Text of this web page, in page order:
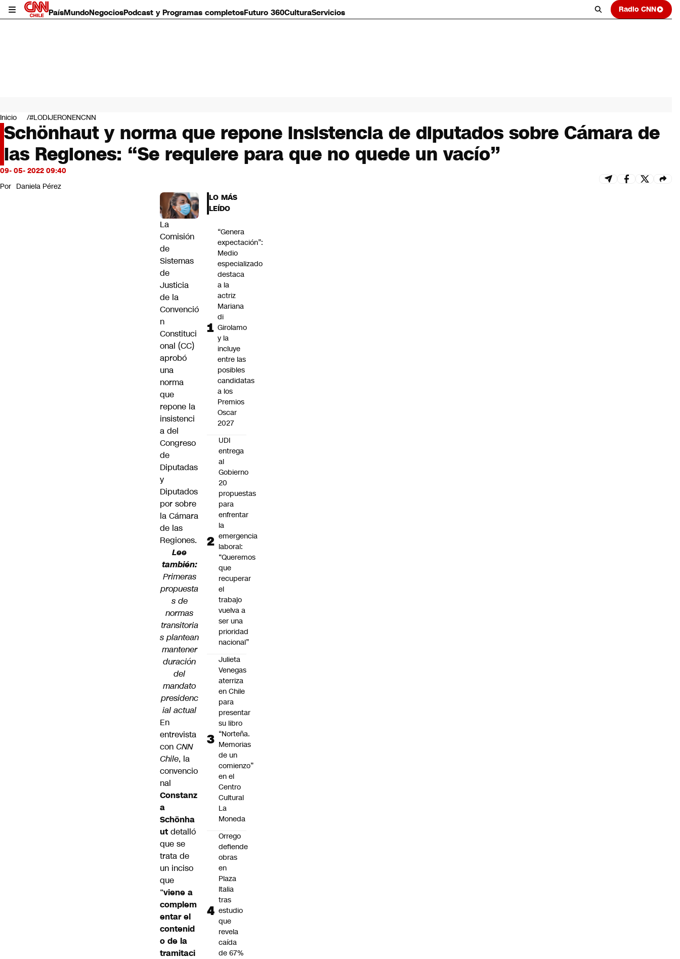
PaísMundoNegociosPodcast y Programas completosFuturo 360CulturaServicios Radio CNN
Mundo
Negocios
Deportes
Programas completos
Cultura
Servicios
Bits
CNN Data
Inicio #LODIJERONENCNN
Schönhaut y norma que repone insistencia de diputados sobre Cámara de
las Regiones: “Se requiere para que no quede un vacío”
09- 05- 2022 09:40
Por Daniela Pérez
La
Comisión
de
Sistemas
de
Justicia
de la
Convenció
n
Constituci
onal (CC)
aprobó
una
norma
que
repone la
insistenci
a del
Congreso
de
Diputadas
y
Diputados
por sobre
la Cámara
de las
Regiones.
Lee
también:
Primeras
propuesta
s de
normas
transitoria
s plantean
mantener
duración
del
mandato
presidenc
ial actual
En
entrevista
con CNN
Chile, la
convencio
nal
Constanz
a
Schönha
ut detalló
que se
trata de
un inciso
que
“viene a
complem
entar el
contenid
o de la
tramitaci
LO MÁS
LEÍDO
“Genera
expectación”:
Medio
especializado
destaca
a la
actriz
Mariana
di
Girolamo
y la
incluye
entre las
posibles
candidatas
a los
Premios
Oscar
2027
UDI
entrega
al
Gobierno
20
propuestas
para
enfrentar
la
emergencia
laboral:
“Queremos
que
recuperar
el
trabajo
vuelva a
ser una
prioridad
nacional”
Julieta
Venegas
aterriza
en Chile
para
presentar
su libro
“Norteña.
Memorias
de un
comienzo”
en el
Centro
Cultural
La
Moneda
Orrego
defiende
obras
en
Plaza
Italia
tras
estudio
que
revela
caída
de 67%